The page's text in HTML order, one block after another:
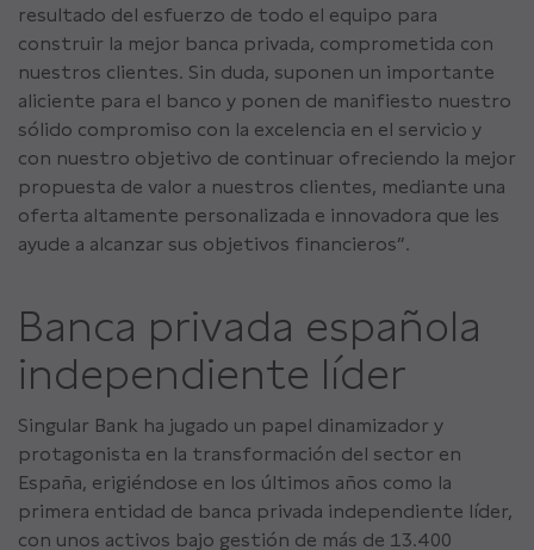
resultado del esfuerzo de todo el equipo para
construir la mejor banca privada, comprometida con
nuestros clientes. Sin duda, suponen un importante
aliciente para el banco y ponen de manifiesto nuestro
sólido compromiso con la excelencia en el servicio y
con nuestro objetivo de continuar ofreciendo la mejor
propuesta de valor a nuestros clientes, mediante una
oferta altamente personalizada e innovadora que les
ayude a alcanzar sus objetivos financieros”.
Banca privada española
independiente líder
Singular Bank ha jugado un papel dinamizador y
protagonista en la transformación del sector en
España, erigiéndose en los últimos años como la
primera entidad de banca privada independiente líder,
con unos activos bajo gestión de más de 13.400